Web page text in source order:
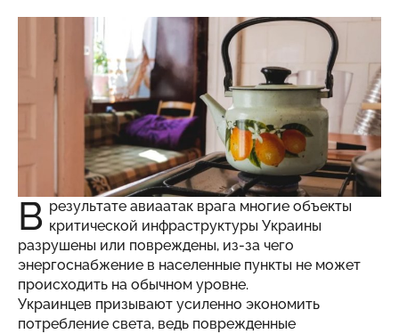
В результате авиаатак врага многие объекты
критической инфраструктуры Украины
разрушены или повреждены, из-за чего
энергоснабжение в населенные пункты не может
происходить на обычном уровне.
Украинцев призывают усиленно экономить
потребление света, ведь поврежденные